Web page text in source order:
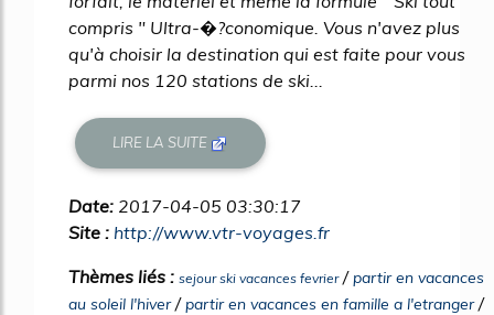
compris " Ultra-�?conomique. Vous n'avez plus
qu'à choisir la destination qui est faite pour vous
parmi nos 120 stations de ski...
LIRE LA SUITE
Date: 2017-04-05 03:30:17
Site : http://www.vtr-voyages.fr
Thèmes liés : sejour ski vacances fevrier/partir en vacances
au soleil l'hiver/partir en vacances en famille a l'etranger/